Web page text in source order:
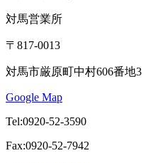
対馬営業所
〒817-0013
対馬市厳原町中村606番地3
Google Map
Tel:0920-52-3590
Fax:0920-52-7942